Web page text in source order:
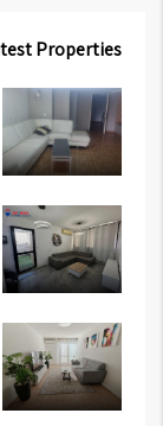
Properties